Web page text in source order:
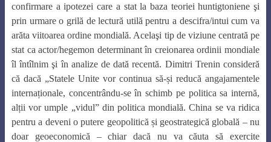
confirmare a ipotezei care a stat la baza teoriei huntigtoniene şi
prin urmare o grilă de lectură utilă pentru a descifra/intui cum va
arăta viitoarea ordine mondială. Acelaşi tip de viziune centrată pe
stat ca actor/hegemon determinant în creionarea ordinii mondiale
îl întîlnim şi în analize de dată recentă. Dimitri Trenin consideră
că dacă „Statele Unite vor continua să-și reducă angajamentele
internaționale, concentrându-se în schimb pe politica sa internă,
alții vor umple „vidul” din politica mondială. China se va ridica
pentru a deveni o putere geopolitică și geostrategică globală – nu
doar geoeconomică – chiar dacă nu va căuta să exercite